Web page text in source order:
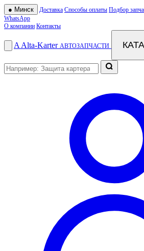
● Минск Доставка Способы оплаты Подбор
WhatsApp
О компании Контакты
A Alta-Karter АВТОЗАПЧАСТИ